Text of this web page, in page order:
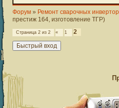
Форум » Ремонт сварочных
престиж 164, изготовление ТГР)
Страница 2 из 2 « 1 2